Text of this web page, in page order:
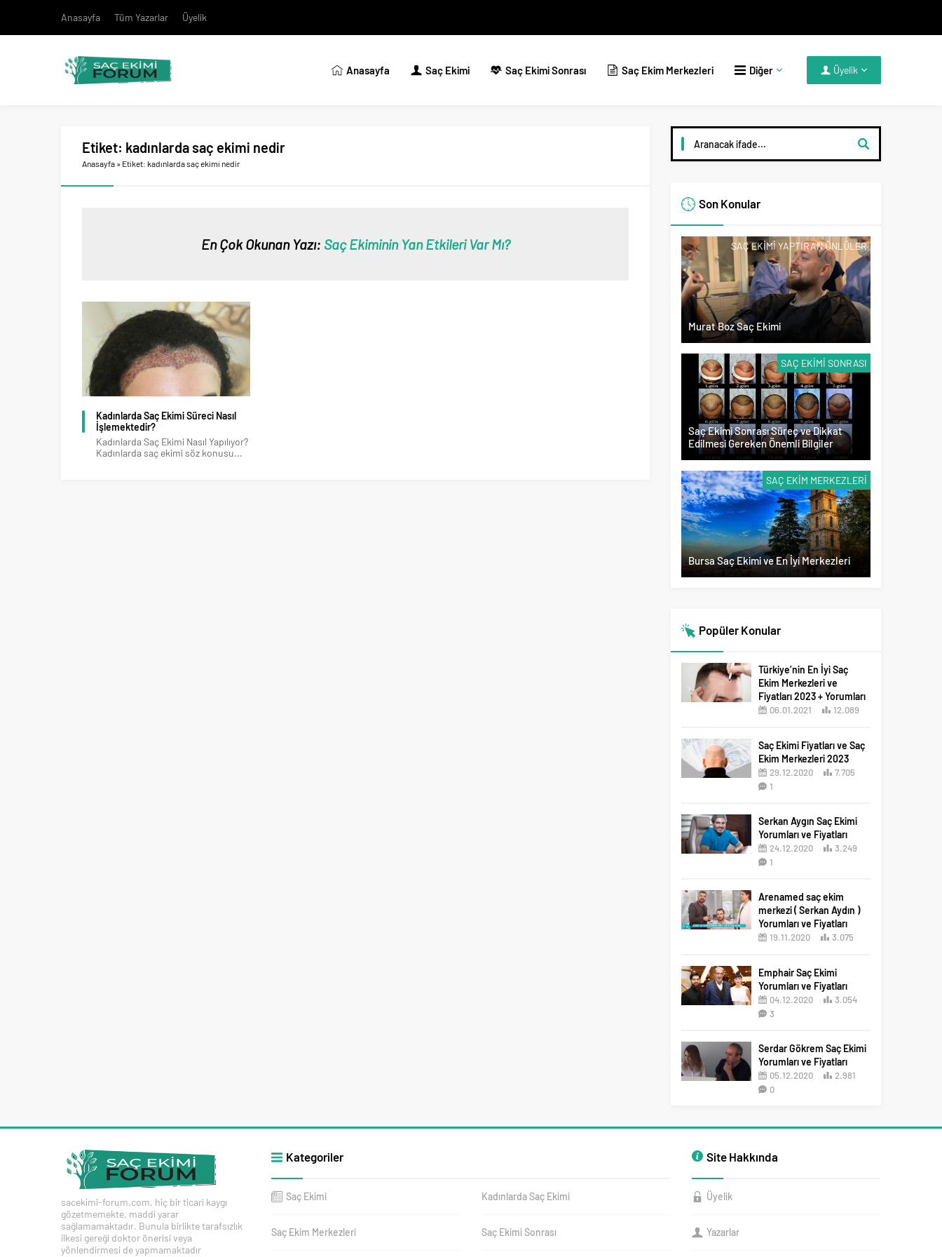
Anasayfa Tüm Yazarlar Üyelik
Anasayfa Saç Ekimi Saç Ekimi Sonrası Saç Ekim Merkezleri Diğer Üyelik
Etiket: kadınlarda saç ekimi nedir
Anasayfa » Etiket: kadınlarda saç ekimi nedir
En Çok Okunan Yazı: Saç Ekiminin Yan Etkileri Var Mı?
Kadınlarda Saç Ekimi Süreci Nasıl
İşlemektedir?
Kadınlarda Saç Ekimi Nasıl Yapılıyor?
Kadınlarda saç ekimi söz konusu...
Son Konular
SAÇ EKIMI YAPTIRAN ÜNLÜLER
Murat Boz Saç Ekimi
SAÇ EKIMI SONRASI
Saç Ekimi Sonrası Süreç ve Dikkat
Edilmesi Gereken Önemli Bilgiler
SAÇ EKIM MERKEZLERI
Bursa Saç Ekimi ve En İyi Merkezleri
Popüler Konular
Türkiye’nin En İyi Saç
Ekim Merkezleri ve
Fiyatları 2023 + Yorumları
06.01.2021
12.089
Saç Ekimi Fiyatları ve Saç
Ekim Merkezleri 2023
29.12.2020
7.705
1
Serkan Aygın Saç Ekimi
Yorumları ve Fiyatları
24.12.2020
3.249
1
Arenamed saç ekim
merkezi ( Serkan Aydın )
Yorumları ve Fiyatları
19.11.2020
3.075
Emphair Saç Ekimi
Yorumları ve Fiyatları
04.12.2020
3.054
3
Serdar Gökrem Saç Ekimi
Yorumları ve Fiyatları
05.12.2020
2.981
0
sacekimi-forum.com, hiç bir ticari kaygı
gözetmemekte, maddi yarar
sağlamamaktadır. Bunula birlikte tarafsızlık
ilkesi gereği doktor önerisi veya
yönlendirmesi de yapmamaktadır
Kategoriler
Saç Ekimi Kadınlarda Saç Ekimi
Saç Ekim Merkezleri Saç Ekimi Sonrası
Site Hakkında
Üyelik
Yazarlar